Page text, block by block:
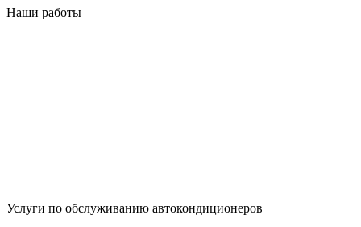
Наши работы
Услуги по обслуживанию автокондиционеров